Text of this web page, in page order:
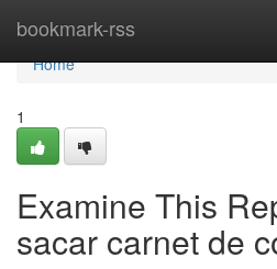
bookmark-rss
Home
Home
1
Examine This
sacar carnet de